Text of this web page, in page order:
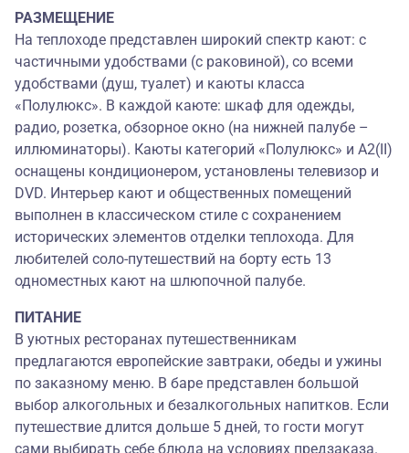
РАЗМЕЩЕНИЕ
На теплоходе представлен широкий спектр кают: с
частичными удобствами (с раковиной), со всеми
удобствами (душ, туалет) и каюты класса
«Полулюкс». В каждой каюте: шкаф для одежды,
радио, розетка, обзорное окно (на нижней палубе –
иллюминаторы). Каюты категорий «Полулюкс» и А2(II)
оснащены кондиционером, установлены телевизор и
DVD. Интерьер кают и общественных помещений
выполнен в классическом стиле с сохранением
исторических элементов отделки теплохода. Для
любителей соло-путешествий на борту есть 13
одноместных кают на шлюпочной палубе.
ПИТАНИЕ
В уютных ресторанах путешественникам
предлагаются европейские завтраки, обеды и ужины
по заказному меню. В баре представлен большой
выбор алкогольных и безалкогольных напитков. Если
путешествие длится дольше 5 дней, то гости могут
сами выбирать себе блюда на условиях предзаказа.